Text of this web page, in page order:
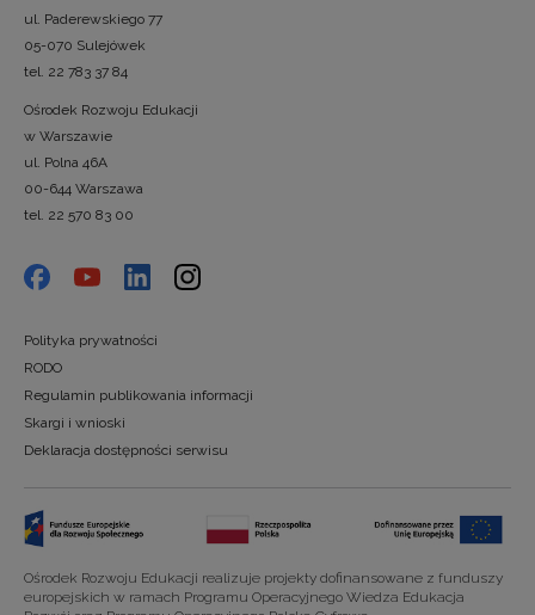
ul. Paderewskiego 77
05-070 Sulejówek
tel. 22 783 37 84
Ośrodek Rozwoju Edukacji
w Warszawie
ul. Polna 46A
00-644 Warszawa
tel. 22 570 83 00
Polityka prywatności
RODO
Regulamin publikowania informacji
Skargi i wnioski
Deklaracja dostępności serwisu
Ośrodek Rozwoju Edukacji realizuje projekty dofinansowane z funduszy
europejskich w ramach Programu Operacyjnego Wiedza Edukacja